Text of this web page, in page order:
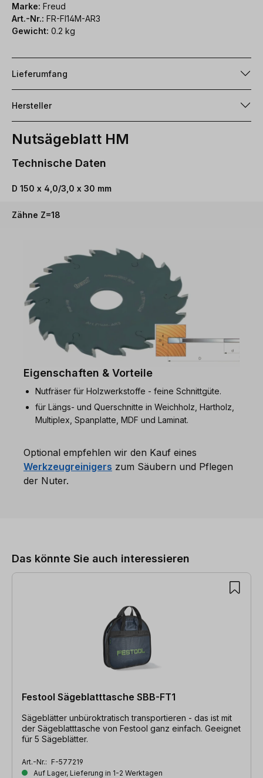
Marke: Freud
Art.-Nr.: FR-FI14M-AR3
Gewicht: 0.2 kg
Lieferumfang
Hersteller
Nutsägeblatt HM
Technische Daten
D 150 x 4,0/3,0 x 30 mm
Zähne Z=18
Eigenschaften & Vorteile
Nutfräser für Holzwerkstoffe - feine Schnittgüte.
für Längs- und Querschnitte in Weichholz, Hartholz,
Multiplex, Spanplatte, MDF und Laminat.
Optional empfehlen wir den Kauf eines
Werkzeugreinigers zum Säubern und Pflegen
der Nuter.
Das könnte Sie auch interessieren
Festool Sägeblatttasche SBB-FT1
Sägeblätter unbüroktratisch transportieren - das ist mit
der Sägeblatttasche von Festool ganz einfach. Geeignet
für 5 Sägeblätter.
Art.-Nr.: F-577219
Auf Lager, Lieferung in 1-2 Werktagen